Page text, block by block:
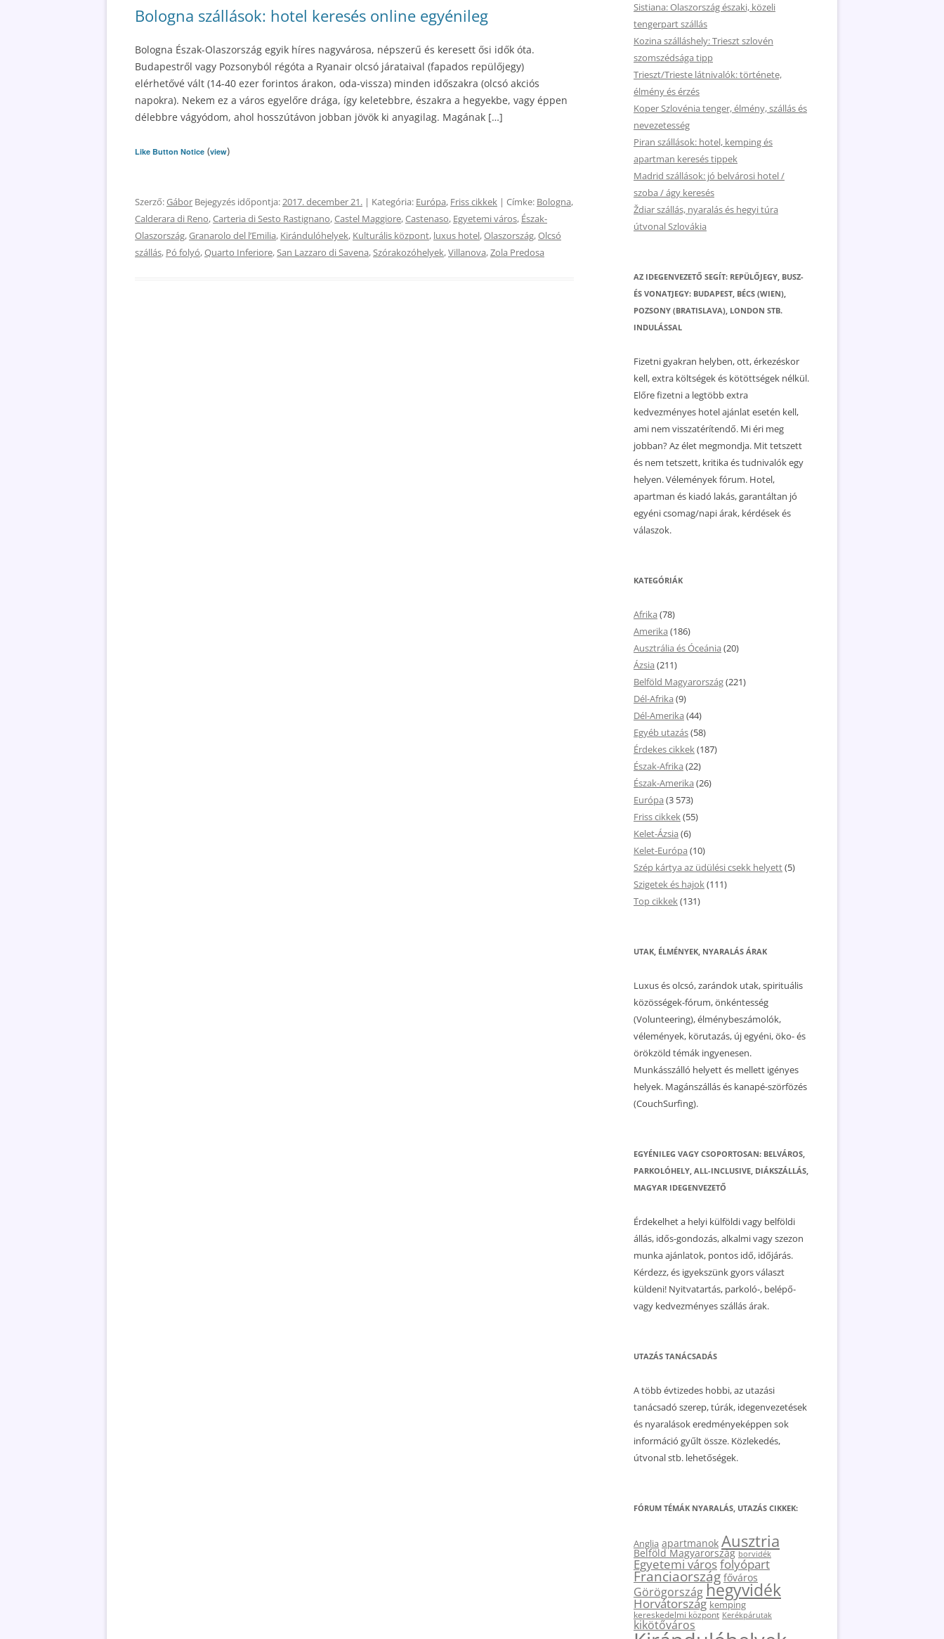
Bologna szállások: hotel keresés online egyénileg
Bologna Észak-Olaszország egyik híres nagyvárosa, népszerű és keresett ősi idők óta.
Budapestről vagy Pozsonyból régóta a Ryanair olcsó járataival (fapados repülőjegy)
elérhetővé vált (14-40 ezer forintos árakon, oda-vissza) minden időszakra (olcsó akciós
napokra). Nekem ez a város egyelőre drága, így keletebbre, északra a hegyekbe, vagy éppen
délebbre vágyódom, ahol hosszútávon jobban jövök ki anyagilag. Magának […]
Like Button Notice (view)
Szerző:Gábor Bejegyzés időpontja:2017. december 21. | Kategória: Európa, Friss cikkek | Címke: Bologna,
Calderara di Reno,Carteria di Sesto Rastignano,Castel Maggiore,Castenaso, Egyetemi város, Észak-
Olaszország,Granarolo del lʼEmilia, Kirándulóhelyek, Kulturális központ, luxus hotel,Olaszország,Olcsó
szállás, Pó folyó,Quarto Inferiore,San Lazzaro di Savena,Szórakozóhelyek,Villanova,Zola Predosa
Sistiana: Olaszország északi, közeli
tengerpart szállás
Kozina szálláshely: Trieszt szlovén
szomszédsága tipp
Trieszt/Trieste látnivalók: története,
élmény és érzés
Koper Szlovénia tenger, élmény, szállás és
nevezetesség
Piran szállások: hotel, kemping és
apartman keresés tippek
Madrid szállások: jó belvárosi hotel /
szoba / ágy keresés
Ždiar szállás, nyaralás és hegyi túra
útvonal Szlovákia
AZ IDEGENVEZETŐ SEGÍT: REPÜLŐJEGY, BUSZ-
ÉS VONATJEGY: BUDAPEST, BÉCS (WIEN),
POZSONY (BRATISLAVA), LONDON STB.
INDULÁSSAL
Fizetni gyakran helyben, ott, érkezéskor
kell, extra költségek és kötöttségek nélkül.
Előre fizetni a legtöbb extra
kedvezményes hotel ajánlat esetén kell,
ami nem visszatérítendő. Mi éri meg
jobban? Az élet megmondja. Mit tetszett
és nem tetszett, kritika és tudnivalók egy
helyen. Vélemények fórum. Hotel,
apartman és kiadó lakás, garantáltan jó
egyéni csomag/napi árak, kérdések és
válaszok.
KATEGÓRIÁK
Afrika (78)
Amerika (186)
Ausztrália és Óceánia (20)
Ázsia (211)
Belföld Magyarország(221)
Dél-Afrika (9)
Dél-Amerika (44)
Egyéb utazás(58)
Érdekes cikkek(187)
Észak-Afrika (22)
Észak-Amerika (26)
Európa (3 573)
Friss cikkek(55)
Kelet-Ázsia (6)
Kelet-Európa (10)
Szép kártya az üdülési csekk helyett(5)
Szigetek és hajok(111)
Top cikkek(131)
UTAK, ÉLMÉNYEK, NYARALÁS ÁRAK
Luxus és olcsó, zarándok utak, spirituális
közösségek-fórum, önkéntesség
(Volunteering), élménybeszámolók,
vélemények, körutazás, új egyéni, öko- és
örökzöld témák ingyenesen.
Munkásszálló helyett és mellett igényes
helyek. Magánszállás és kanapé-szörfözés
(CouchSurfing).
EGYÉNILEG VAGY CSOPORTOSAN: BELVÁROS,
PARKOLÓHELY, ALL-INCLUSIVE, DIÁKSZÁLLÁS,
MAGYAR IDEGENVEZETŐ
Érdekelhet a helyi külföldi vagy belföldi
állás, idős-gondozás, alkalmi vagy szezon
munka ajánlatok, pontos idő, időjárás.
Kérdezz, és igyekszünk gyors választ
küldeni! Nyitvatartás, parkoló-, belépő-
vagy kedvezményes szállás árak.
UTAZÁS TANÁCSADÁS
A több évtizedes hobbi, az utazási
tanácsadó szerep, túrák, idegenvezetések
és nyaralások eredményeképpen sok
információ gyűlt össze. Közlekedés,
útvonal stb. lehetőségek.
FÓRUM TÉMÁK NYARALÁS, UTAZÁS CIKKEK:
Anglia apartmanok Ausztria
Belföld Magyarország borvidék
Egyetemi városfolyópart
Franciaország főváros
Görögországhegyvidék
Horvátország kemping
kereskedelmi központ Kerékpárutak
kikötőváros